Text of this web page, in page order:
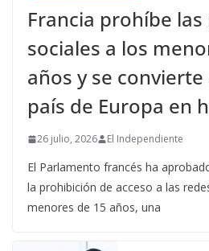
Francia prohíbe las
sociales a los
años y se
país de Europa en
26 julio, 2026 El Independiente
El Parlamento francés ha
la prohibición de acceso a las
menores de 15 años, una